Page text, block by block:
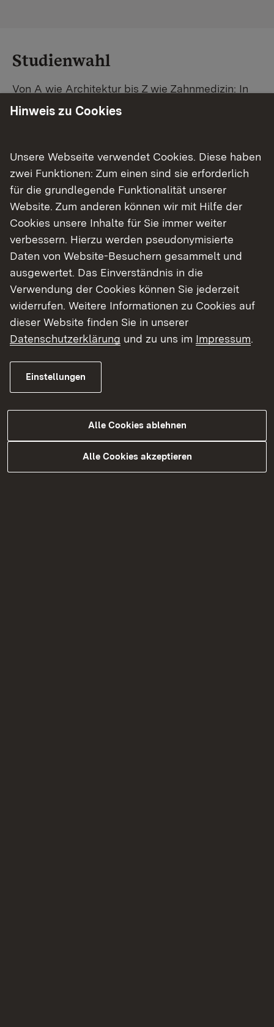
Studienwahl
Von A wie Architektur bis Z wie Zahnmedizin: In
Baden-Württemberg warten unzählige
Studiengangsuche schnell den passenden
Studienplatz. Außerdem gibt's eine Schritt-für-
Schritt-Anleitung zu deinem Traum-Studium.
Finde dein Studium in Baden-Württemberg
Hinweis zu Cookies
Unsere Webseite verwendet Cookies. Diese haben
zwei Funktionen: Zum einen sind sie erforderlich
für die grundlegende Funktionalität unserer
Website. Zum anderen können wir mit Hilfe der
Cookies unsere Inhalte für Sie immer weiter
verbessern. Hierzu werden pseudonymisierte
Daten von Website-Besuchern gesammelt und
ausgewertet. Das Einverständnis in die
Verwendung der Cookies können Sie jederzeit
widerrufen. Weitere Informationen zu Cookies auf
dieser Website finden Sie in unserer
Datenschutzerklärung und zu uns im Impressum.
Einstellungen
Alle Cookies ablehnen
Alle Cookies akzeptieren